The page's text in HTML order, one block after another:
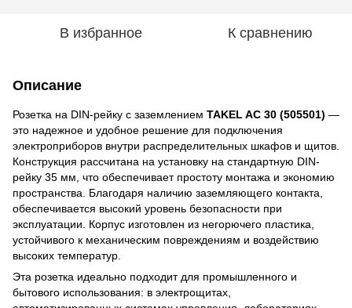
В избранное К сравнению
Описание
Розетка на DIN-рейку с заземлением TAKEL AC 30 (505501) —
это надежное и удобное решение для подключения
электроприборов внутри распределительных шкафов и щитов.
Конструкция рассчитана на установку на стандартную DIN-
рейку 35 мм, что обеспечивает простоту монтажа и экономию
пространства. Благодаря наличию заземляющего контакта,
обеспечивается высокий уровень безопасности при
эксплуатации. Корпус изготовлен из негорючего пластика,
устойчивого к механическим повреждениям и воздействию
высоких температур.
Эта розетка идеально подходит для промышленного и
бытового использования: в электрощитах,